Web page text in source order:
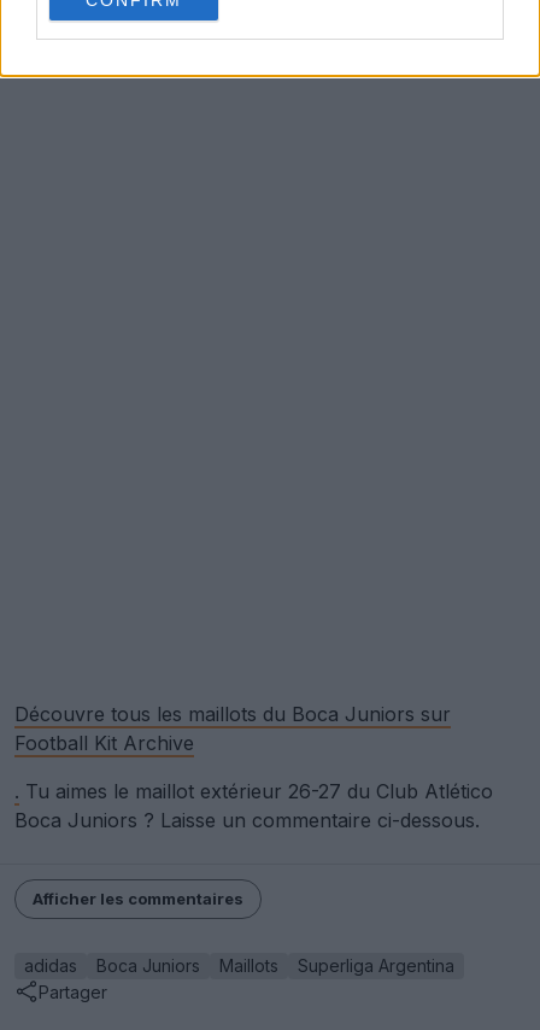
Découvre tous les maillots du Boca Juniors sur
Football Kit Archive
. Tu aimes le maillot extérieur 26-27 du Club Atlético
Boca Juniors ? Laisse un commentaire ci-dessous.
Afficher les commentaires
adidas Boca Juniors Maillots
Superliga Argentina
Partager